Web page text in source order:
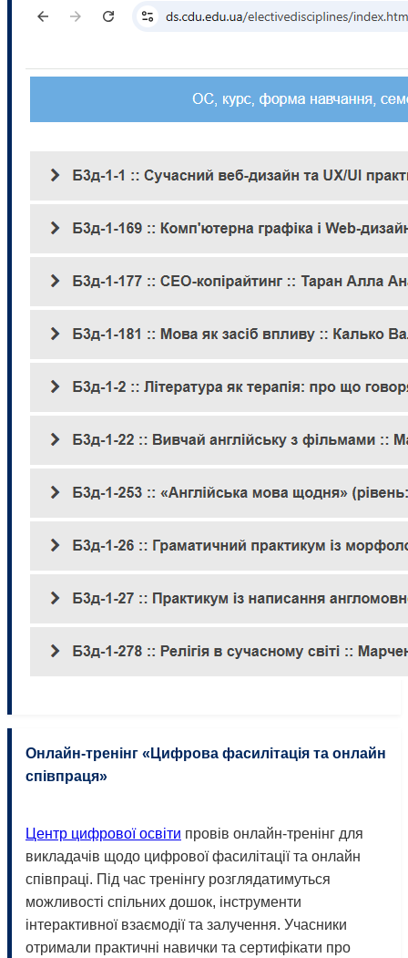
Онлайн-тренінг «Цифрова фасилітація та онлайн
співпраця»
Центр цифрової освіти провів онлайн-тренінг для
викладачів щодо цифрової фасилітації та онлайн
співпраці. Під час тренінгу розглядатимуться
можливості спільних дошок, інструменти
інтерактивної взаємодії та залучення. Учасники
отримали практичні навички та сертифікати про